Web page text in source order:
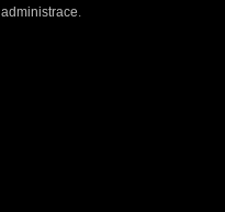
administrace.